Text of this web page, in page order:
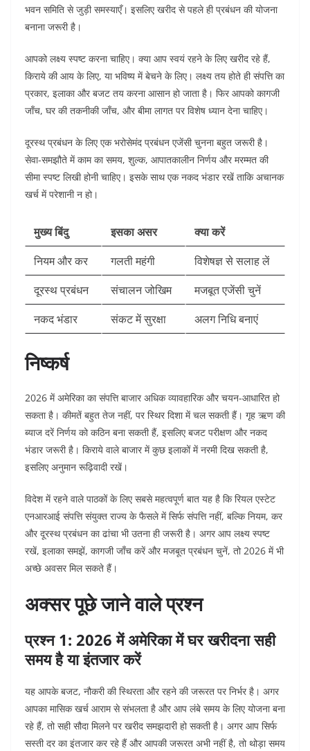
भवन समिति से जुड़ी समस्याएँ। इसलिए खरीद से पहले ही प्रबंधन की योजना
बनाना जरूरी है।
आपको लक्ष्य स्पष्ट करना चाहिए। क्या आप स्वयं रहने के लिए खरीद रहे हैं,
किराये की आय के लिए, या भविष्य में बेचने के लिए। लक्ष्य तय होते ही संपत्ति का
प्रकार, इलाका और बजट तय करना आसान हो जाता है। फिर आपको कागजी
जाँच, घर की तकनीकी जाँच, और बीमा लागत पर विशेष ध्यान देना चाहिए।
दूरस्थ प्रबंधन के लिए एक भरोसेमंद प्रबंधन एजेंसी चुनना बहुत जरूरी है।
सेवा-समझौते में काम का समय, शुल्क, आपातकालीन निर्णय और मरम्मत की
सीमा स्पष्ट लिखी होनी चाहिए। इसके साथ एक नकद भंडार रखें ताकि अचानक
खर्च में परेशानी न हो।
मुख्य बिंदु इसका असर
क्या करें
नियम और कर
गलती महंगी
विशेषज्ञ से सलाह लें
दूरस्थ प्रबंधन
संचालन जोखिम
मजबूत एजेंसी चुनें
नकद भंडार
संकट में सुरक्षा अलग निधि बनाएं
निष्कर्ष
2026 में अमेरिका का संपत्ति बाजार अधिक व्यावहारिक और चयन-आधारित हो
सकता है। कीमतें बहुत तेज नहीं, पर स्थिर दिशा में चल सकती हैं। गृह ऋण की
ब्याज दरें निर्णय को कठिन बना सकती हैं, इसलिए बजट परीक्षण और नकद
भंडार जरूरी है। किराये वाले बाजार में कुछ इलाकों में नरमी दिख सकती है,
इसलिए अनुमान रूढ़िवादी रखें।
विदेश में रहने वाले पाठकों के लिए सबसे महत्वपूर्ण बात यह है कि रियल एस्टेट
एनआरआई संपत्ति संयुक्त राज्य के फैसले में सिर्फ संपत्ति नहीं, बल्कि नियम, कर
और दूरस्थ प्रबंधन का ढांचा भी उतना ही जरूरी है। अगर आप लक्ष्य स्पष्ट
रखें, इलाका समझें, कागजी जाँच करें और मजबूत प्रबंधन चुनें, तो 2026 में भी
अच्छे अवसर मिल सकते हैं।
अक्सर पूछे जाने वाले प्रश्न
प्रश्न 1: 2026 में अमेरिका में घर खरीदना सही
समय है या इंतजार करें
यह आपके बजट, नौकरी की स्थिरता और रहने की जरूरत पर निर्भर है। अगर
आपका मासिक खर्च आराम से संभलता है और आप लंबे समय के लिए योजना बना
रहे हैं, तो सही सौदा मिलने पर खरीद समझदारी हो सकती है। अगर आप सिर्फ
सस्ती दर का इंतजार कर रहे हैं और आपकी जरूरत अभी नहीं है, तो थोड़ा समय